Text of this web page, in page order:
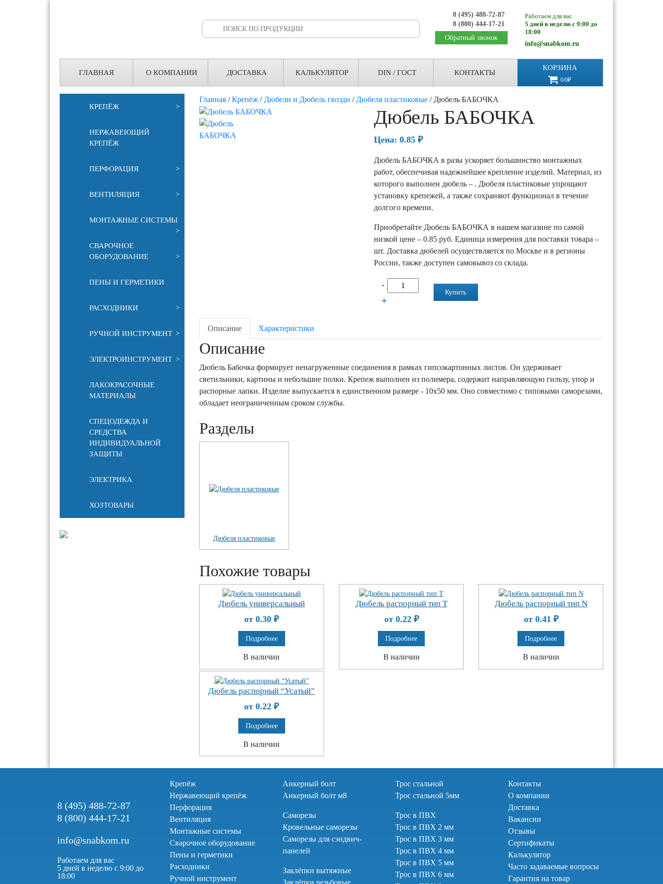
Search
for:
8 (495) 488-72-87
8 (800) 444-17-21
Обратный звонок
Работаем для вас
5 дней в неделю с 9:00 до
18:00
info@snabkom.ru
ГЛАВНАЯ О КОМПАНИИ ДОСТАВКА КАЛЬКУЛЯТОР DIN / ГОСТ КОНТАКТЫ
КОРЗИНА
0/0₽
КРЕПЁЖ >
НЕРЖАВЕЮЩИЙ
КРЕПЁЖ
ПЕРФОРАЦИЯ >
ВЕНТИЛЯЦИЯ >
МОНТАЖНЫЕ СИСТЕМЫ
>
СВАРОЧНОЕ
ОБОРУДОВАНИЕ
>
ПЕНЫ И ГЕРМЕТИКИ
РАСХОДНИКИ >
РУЧНОЙ ИНСТРУМЕНТ >
ЭЛЕКТРОИНСТРУМЕНТ >
ЛАКОКРАСОЧНЫЕ
МАТЕРИАЛЫ
СПЕЦОДЕЖДА И
СРЕДСТВА
ИНДИВИДУАЛЬНОЙ
ЗАЩИТЫ
ЭЛЕКТРИКА
ХОЗТОВАРЫ
Главная/Крепёж/ Дюбели и Дюбель гвозди / Дюбеля пластиковые/ Дюбель БАБОЧКА
Дюбель БАБОЧКА
Цена: 0.85 ₽
Дюбель БАБОЧКА в разы ускоряет большинство монтажных
работ, обеспечивая надежнейшее крепление изделий. Материал, из
которого выполнен дюбель – . Дюбеля пластиковые упрощают
установку крепежей, а также сохраняют функционал в течение
долгого времени.
Приобретайте Дюбель БАБОЧКА в нашем магазине по самой
низкой цене – 0.85 руб. Единица измерения для поставки товара –
шт. Доставка дюбелей осуществляется по Москве и в регионы
России, также доступен самовывоз со склада.
-
+
Купить
Описание Характеристики
Описание
Дюбель Бабочка формирует ненагруженные соединения в рамках гипсокартонных листов. Он удерживает
светильники, картины и небольшие полки. Крепеж выполнен из полимера, содержит направляющую гильзу, упор и
распорные лапки. Изделие выпускается в единственном размере - 10х50 мм. Оно совместимо с типовыми саморезами,
обладает неограниченным сроком службы.
Разделы
Дюбеля пластиковые
Похожие товары
Дюбель универсальный
от 0.30₽
Подробнее
В наличии
Дюбель распорный тип Т
от 0.22 ₽
Подробнее
В наличии
Дюбель распорный тип N
от 0.41 ₽
Подробнее
В наличии
Дюбель распорный “Усатый”
от 0.22₽
Подробнее
В наличии
8 (495) 488-72-87
8 (800) 444-17-21
info@snabkom.ru
Работаем для вас
5 дней в неделю с 9:00 до
18:00
Крепёж
Нержавеющий крепёж
Перфорация
Вентиляция
Монтажные системы
Сварочное оборудование
Пены и герметики
Расходники
Ручной инструмент
Анкерный болт
Анкерный болт м8
Саморезы
Кровельные саморезы
Саморезы для сэндвич-
панелей
Заклёпки вытяжные
Заклёпки резьбовые
Трос стальной
Трос стальной 5мм
Трос в ПВХ
Трос в ПВХ 2 мм
Трос в ПВХ 3 мм
Трос в ПВХ 4 мм
Трос в ПВХ 5 мм
Трос в ПВХ 6 мм
Контакты
О компании
Доставка
Вакансии
Отзывы
Сертификаты
Калькулятор
Часто задаваемые вопросы
Гарантия на товар